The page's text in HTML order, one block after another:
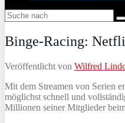
Binge-Racing:
Veröffentlicht von Wilfred
Mit dem Streamen von Serien
möglichst schnell und
Millionen seiner Mitglieder